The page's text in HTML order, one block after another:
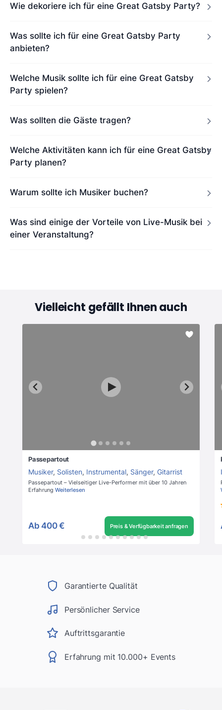
Wie dekoriere ich für eine Great Gatsby Party?
Was sollte ich für eine Great Gatsby Party
anbieten?
Welche Musik sollte ich für eine Great Gatsby
Party spielen?
Was sollten die Gäste tragen?
Welche Aktivitäten kann ich für eine Great Gatsby
Party planen?
Warum sollte ich Musiker buchen?
Was sind einige der Vorteile von Live-Musik bei
einer Veranstaltung?
Vielleicht gefällt Ihnen auch
Passepartout
Musiker, Solisten, Instrumental, Sänger, Gitarrist
Passepartout – Vielseitiger Live-Performer mit über 10 Jahren
Erfahrung Weiterlesen
Ab 400 € Preis & Verfügbarkeit anfragen
Garantierte Qualität
Persönlicher Service
Auftrittsgarantie
Erfahrung mit 10.000+ Events